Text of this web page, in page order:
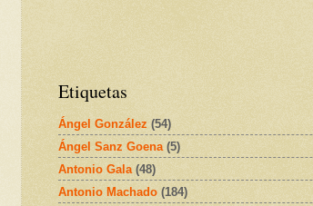
Etiquetas
Ángel González (54)
Ángel Sanz Goena (5)
Antonio Gala (48)
Antonio Machado (184)